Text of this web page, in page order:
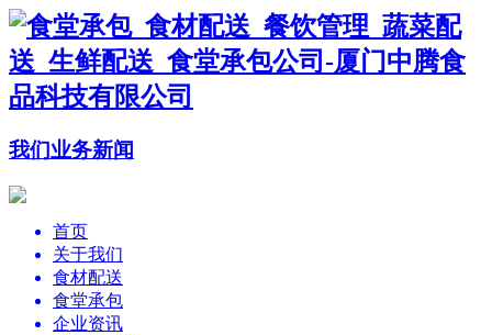
我们业务新闻
首页
关于我们
食材配送
食堂承包
企业资讯